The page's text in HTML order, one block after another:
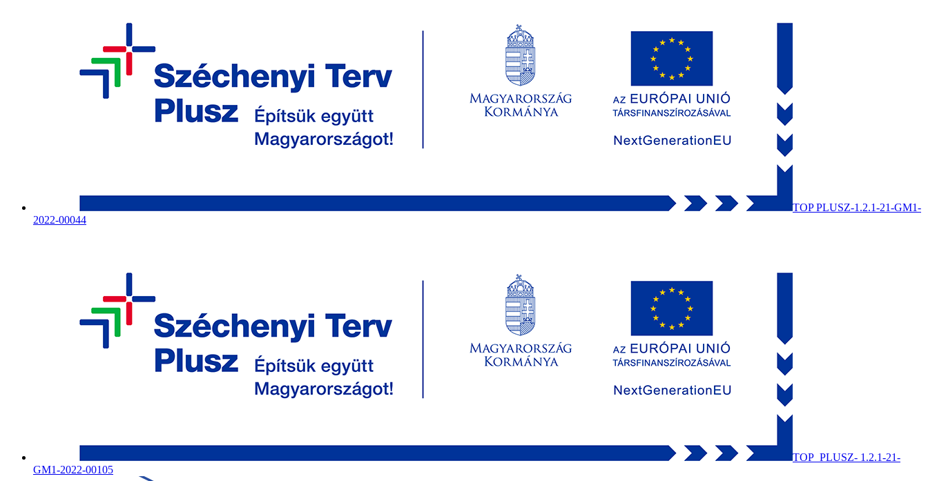
TOP PLUSZ-1.2.1-21-GM1-
2022-00044
TOP_PLUSZ- 1.2.1-21-
GM1-2022-00105